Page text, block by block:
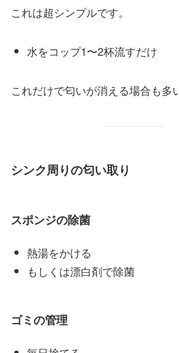
これは超シンプルです。
水をコップ1〜2杯流すだけ
これだけで匂いが消える場合も多
シンク周りの匂い取り
スポンジの除菌
熱湯をかける
もしくは漂白剤で除菌
ゴミの管理